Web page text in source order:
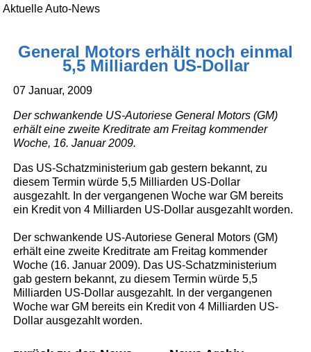
Aktuelle Auto-News
General Motors erhält noch einmal
5,5 Milliarden US-Dollar
07 Januar, 2009
Der schwankende US-Autoriese General Motors (GM)
erhält eine zweite Kreditrate am Freitag kommender
Woche, 16. Januar 2009.
Das US-Schatzministerium gab gestern bekannt, zu
diesem Termin würde 5,5 Milliarden US-Dollar
ausgezahlt. In der vergangenen Woche war GM bereits
ein Kredit von 4 Milliarden US-Dollar ausgezahlt worden.
Der schwankende US-Autoriese General Motors (GM)
erhält eine zweite Kreditrate am Freitag kommender
Woche (16. Januar 2009). Das US-Schatzministerium
gab gestern bekannt, zu diesem Termin würde 5,5
Milliarden US-Dollar ausgezahlt. In der vergangenen
Woche war GM bereits ein Kredit von 4 Milliarden US-
Dollar ausgezahlt worden.